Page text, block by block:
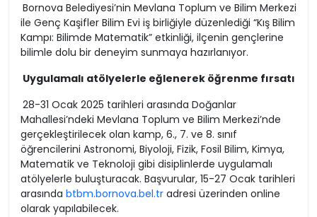
Bornova Belediyesi’nin Mevlana Toplum ve Bilim Merkezi
ile Genç Kaşifler Bilim Evi iş birliğiyle düzenlediği “Kış Bilim
Kampı: Bilimde Matematik” etkinliği, ilçenin gençlerine
bilimle dolu bir deneyim sunmaya hazırlanıyor.
Uygulamalı atölyelerle eğlenerek öğrenme fırsatı
28-31 Ocak 2025 tarihleri arasında Doğanlar
Mahallesi’ndeki Mevlana Toplum ve Bilim Merkezi’nde
gerçekleştirilecek olan kamp, 6., 7. ve 8. sınıf
öğrencilerini Astronomi, Biyoloji, Fizik, Fosil Bilim, Kimya,
Matematik ve Teknoloji gibi disiplinlerde uygulamalı
atölyelerle buluşturacak. Başvurular, 15-27 Ocak tarihleri
arasında btbm.bornova.bel.tr adresi üzerinden online
olarak yapılabilecek.